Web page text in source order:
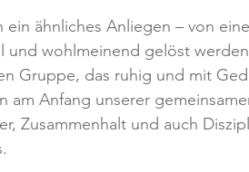
ähnliches Anliegen – von
und wohlmeinend gelöst
Gruppe, das ruhig und mit
am Anfang unserer
Zusammenhalt und auch